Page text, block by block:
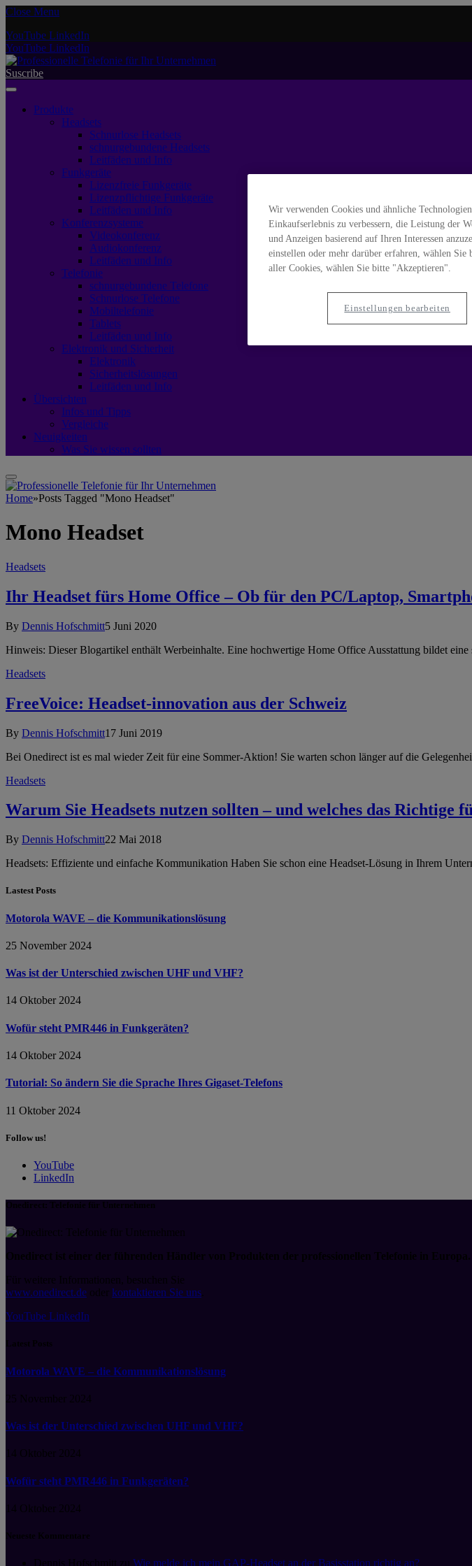
Close Menu
YouTube LinkedIn
YouTube LinkedIn
Suscribe
Produkte
Headsets
Schnurlose Headsets
schnurgebundene Headsets
Leitfäden und Info
Funkgeräte
Lizenzfreie Funkgeräte
Lizenzpflichtige Funkgeräte
Leitfäden und Info
Konferenzsysteme
Videokonferenz
Audiokonferenz
Leitfäden und Info
Telefonie
schnurgebundene Telefone
Schnurlose Telefone
Mobiltelefonie
Tablets
Leitfäden und Info
Elektronik und Sicherheit
Elektronik
Sicherheitslösungen
Leitfäden und Info
Übersichten
Infos und Tipps
Vergleiche
Neuigkeiten
Was Sie wissen sollten
Home»Posts Tagged "Mono Headset"
Mono Headset
Headsets
Ihr Headset fürs Home Office – Ob für den PC/Laptop,
By Dennis Hofschmitt5 Juni 2020
Hinweis: Dieser Blogartikel enthält Werbeinhalte. Eine hochwertige Home Office Ausstattung bildet
Headsets
FreeVoice: Headset-innovation aus der Schweiz
By Dennis Hofschmitt17 Juni 2019
Bei Onedirect ist es mal wieder Zeit für eine Sommer-Aktion! Sie warten schon länger auf die
Headsets
Warum Sie Headsets nutzen sollten – und welches das Richtige
By Dennis Hofschmitt22 Mai 2018
Headsets: Effiziente und einfache Kommunikation Haben Sie schon eine Headset-Lösung in Ihrem
Lastest Posts
Motorola WAVE – die Kommunikationslösung
25 November 2024
Was ist der Unterschied zwischen UHF und VHF?
14 Oktober 2024
Wofür steht PMR446 in Funkgeräten?
14 Oktober 2024
Tutorial: So ändern Sie die Sprache Ihres Gigaset-Telefons
11 Oktober 2024
Follow us!
YouTube
LinkedIn
Onedirect: Telefonie für Unternehmen
Onedirect ist einer der führenden Händler von Produkten der professionellen Telefonie in Europa.
Für weitere Informationen, besuchen Sie
www.onedirect.de oder kontaktieren Sie uns
YouTube LinkedIn
Latest Posts
Motorola WAVE – die Kommunikationslösung
25 November 2024
Was ist der Unterschied zwischen UHF und VHF?
14 Oktober 2024
Wofür steht PMR446 in Funkgeräten?
14 Oktober 2024
Neueste Kommentare
Dennis Hofschmitt zu Wie melde ich mein GAP-Headset an der Basisstation richtig an?
Wir verwenden Cookies und ähnliche
Einkaufserlebnis zu verbessern, die Leistung der
und Anzeigen basierend auf Ihren Interessen
einstellen oder mehr darüber erfahren, wählen
aller Cookies, wählen Sie bitte "Akzeptieren".
Einstellungen bearbeiten